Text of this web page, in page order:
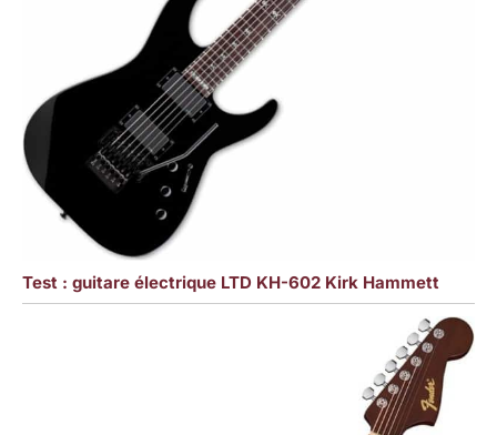
Test : guitare électrique LTD KH-602 Kirk Hammett